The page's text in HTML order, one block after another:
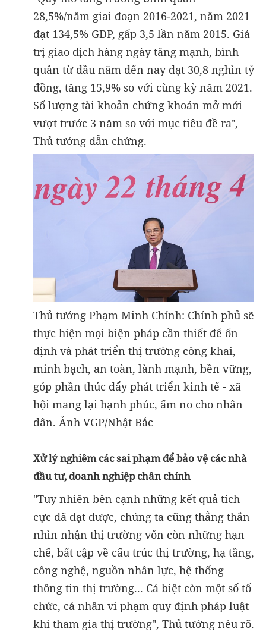
28,5%/năm giai đoạn 2016-2021, năm 2021
đạt 134,5% GDP, gấp 3,5 lần năm 2015. Giá
trị giao dịch hàng ngày tăng mạnh, bình
quân từ đầu năm đến nay đạt 30,8 nghìn tỷ
đồng, tăng 15,9% so với cùng kỳ năm 2021.
Số lượng tài khoản chứng khoán mở mới
vượt trước 3 năm so với mục tiêu đề ra",
Thủ tướng dẫn chứng.
Thủ tướng Phạm Minh Chính: Chính phủ sẽ
thực hiện mọi biện pháp cần thiết để ổn
định và phát triển thị trường công khai,
minh bạch, an toàn, lành mạnh, bền vững,
góp phần thúc đẩy phát triển kinh tế - xã
hội mang lại hạnh phúc, ấm no cho nhân
dân. Ảnh VGP/Nhật Bắc
Xử lý nghiêm các sai phạm để bảo vệ các nhà
đầu tư, doanh nghiệp chân chính
"Tuy nhiên bên cạnh những kết quả tích
cực đã đạt được, chúng ta cũng thẳng thắn
nhìn nhận thị trường vốn còn những hạn
chế, bất cập về cấu trúc thị trường, hạ tầng,
công nghệ, nguồn nhân lực, hệ thống
thông tin thị trường... Cá biệt còn một số tổ
chức, cá nhân vi phạm quy định pháp luật
khi tham gia thị trường", Thủ tướng nêu rõ.